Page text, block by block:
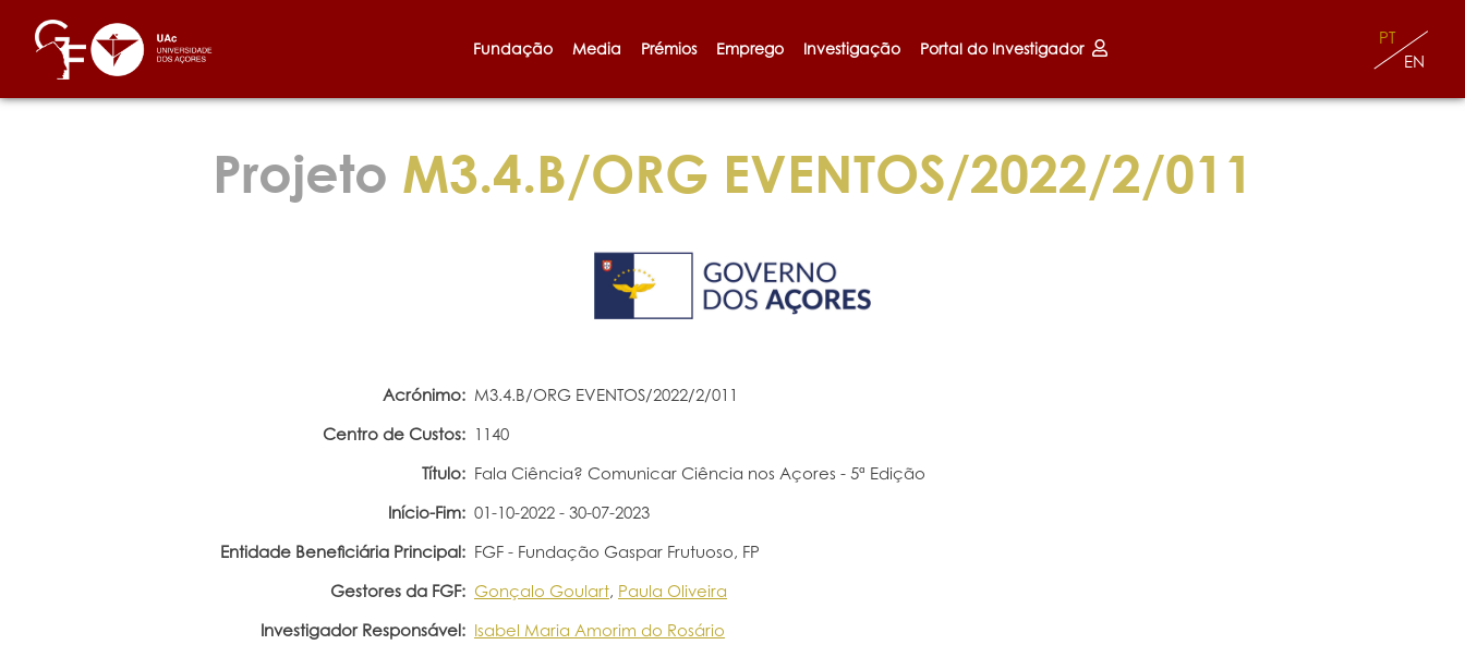
Fundação Media Prémios Emprego Investigação Portal do Investigador
EN
PT
Projeto M3.4.B/ORG EVENTOS/2022/2/011
Acrónimo: M3.4.B/ORG EVENTOS/2022/2/011
Centro de Custos: 1140
Título: Fala Ciência? Comunicar Ciência nos Açores - 5ª Edição
Início-Fim: 01-10-2022 - 30-07-2023
Entidade Beneficiária Principal: FGF - Fundação Gaspar Frutuoso, FP
Gestores da FGF: Gonçalo Goulart, Paula Oliveira
Investigador Responsável: Isabel Maria Amorim do Rosário